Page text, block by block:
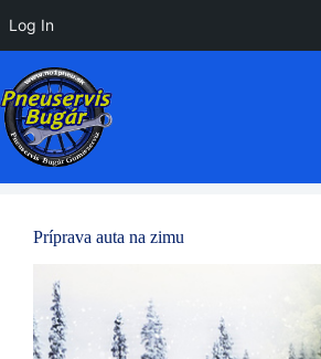
Log In
obsah
Príprava auta na zimu